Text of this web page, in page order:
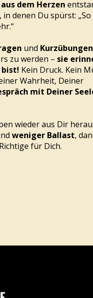
aus dem Herzen
denen Du spürst: „So
und Kurzübungen
zu werden – sie
bist! Kein Druck. Kein
Wahrheit, Deiner
mit Deiner
wieder aus Dir
weniger Ballast,
für Dich.